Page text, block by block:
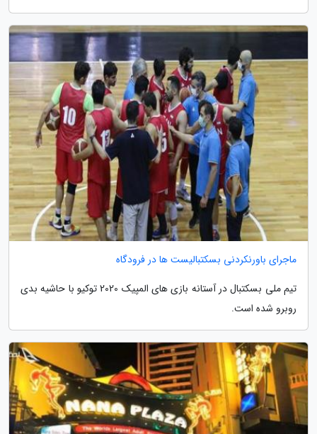
ماجرای باورنکردنی بسکتبالیست ها در فرودگاه
تیم ملی بسکتبال در آستانه بازی های المپیک 2020 توکیو با حاشیه بدی
روبرو شده است.